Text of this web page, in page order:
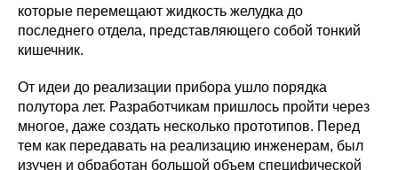
которые перемещают жидкость желудка до
последнего отдела, представляющего собой тонкий
кишечник.
От идеи до реализации прибора ушло порядка
полутора лет. Разработчикам пришлось пройти через
многое, даже создать несколько прототипов. Перед
тем как передавать на реализацию инженерам, был
изучен и обработан большой объем специфической